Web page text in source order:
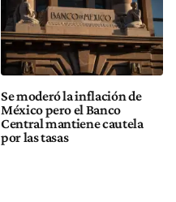
Se moderó la inflación de
México pero el Banco
Central mantiene cautela
por las tasas